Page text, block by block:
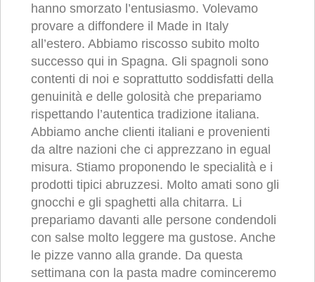
hanno smorzato l’entusiasmo. Volevamo
provare a diffondere il Made in Italy
all’estero. Abbiamo riscosso subito molto
successo qui in Spagna. Gli spagnoli sono
contenti di noi e soprattutto soddisfatti della
genuinità e delle golosità che prepariamo
rispettando l’autentica tradizione italiana.
Abbiamo anche clienti italiani e provenienti
da altre nazioni che ci apprezzano in egual
misura. Stiamo proponendo le specialità e i
prodotti tipici abruzzesi. Molto amati sono gli
gnocchi e gli spaghetti alla chitarra. Li
prepariamo davanti alle persone condendoli
con salse molto leggere ma gustose. Anche
le pizze vanno alla grande. Da questa
settimana con la pasta madre cominceremo